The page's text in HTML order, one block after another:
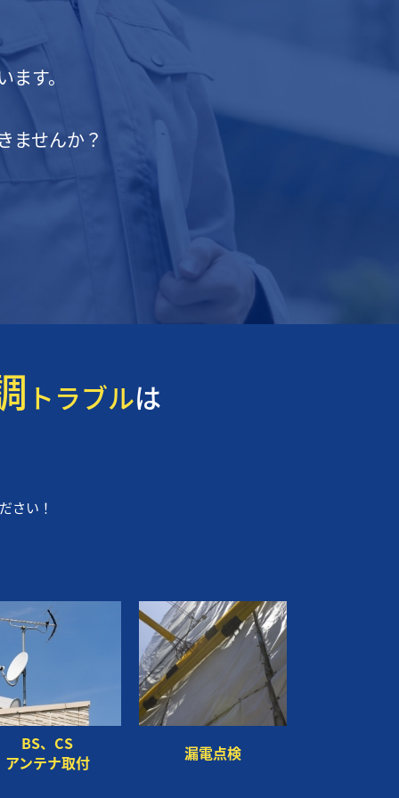
す。
ませんか？
トラブルは
さい！
BS、CS
アンテナ取付
漏電点検